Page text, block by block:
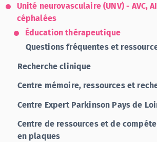
Unité neurovasculaire (UNV) - AVC,
céphalées
Éducation thérapeutique
Questions fréquentes et
Recherche clinique
Centre mémoire, ressources et
Centre Expert Parkinson Pays de
Centre de ressources et de
en plaques